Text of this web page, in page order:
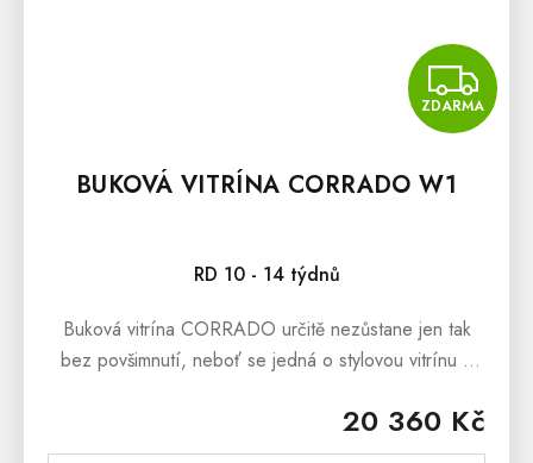
ZDARMA
BUKOVÁ VITRÍNA CORRADO W1
RD 10 - 14 týdnů
20 360 Kč
Buková vitrína CORRADO určitě nezůstane jen tak
bez povšimnutí, neboť se jedná o stylovou vitrínu z
Prosklená vitrína CORRADO...